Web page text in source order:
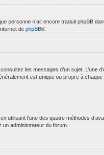
personne n’ait encore traduit phpBB
de phpBB®.
les messages d’un sujet.
est unique ou propre à chaque
utilisant l’une des quatre méthodes
administrateur du forum.